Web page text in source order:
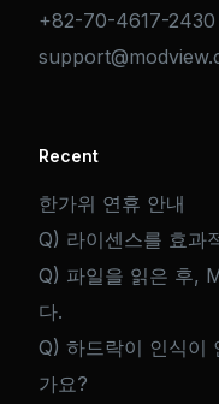
+82-70-4617-2430
Recent
한가위 연휴 안내
Q) 라이센스를 효과
Q) 파일을 읽은 후,
다.
Q) 하드락이 인식이
가요?